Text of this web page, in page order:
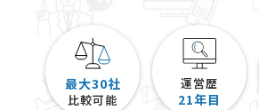
最大30社
比較可能
運営歴
21年目